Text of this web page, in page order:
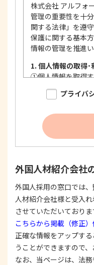
株式会社 アルフォ
管理の重要性を十
関する法律」を遵
保護に関する基本
情報の管理を推進い
1. 個人情報の取得
①個人情報を取得
限り明確に特定
おいて適法かつ
個人情報を利用
たは公表した利
反する目的外利
する際は、本人
で、適法にこれ
2. 安全対策の実施
個人情報の正確性
るため、情報セキ
置を構築し、個人
の漏洩、滅失また
ティの是正に努め
プライバ
外国人材紹介会社
外国人採用の窓口では
人材紹介会社様と受入
させていただいておりま
こちらから掲載（修正
正確な情報をアップす
うことができますので、
なお、当ページは、法